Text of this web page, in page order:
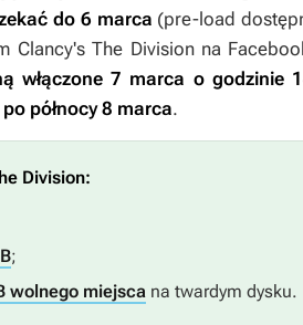
do 6 marca (pre-load
Clancy's The Divisionna
włączone 7 marca o godzinie
północy 8 marca.
Division:
;
wolnego miejsca na twardym dysku.